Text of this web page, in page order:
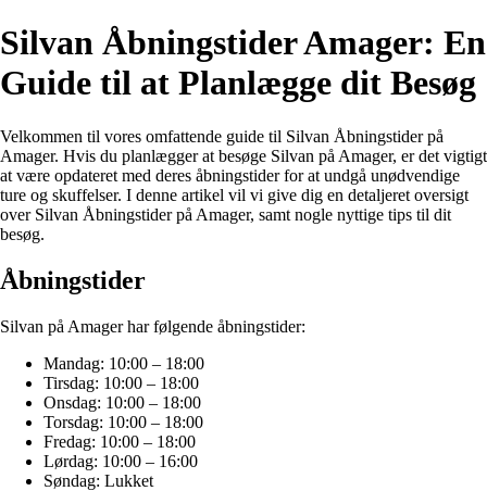
Silvan Åbningstider Amager: En
Guide til at Planlægge dit Besøg
Velkommen til vores omfattende guide til Silvan Åbningstider på
Amager. Hvis du planlægger at besøge Silvan på Amager, er det vigtigt
at være opdateret med deres åbningstider for at undgå unødvendige
ture og skuffelser. I denne artikel vil vi give dig en detaljeret oversigt
over Silvan Åbningstider på Amager, samt nogle nyttige tips til dit
besøg.
Åbningstider
Silvan på Amager har følgende åbningstider:
Mandag: 10:00 – 18:00
Tirsdag: 10:00 – 18:00
Onsdag: 10:00 – 18:00
Torsdag: 10:00 – 18:00
Fredag: 10:00 – 18:00
Lørdag: 10:00 – 16:00
Søndag: Lukket